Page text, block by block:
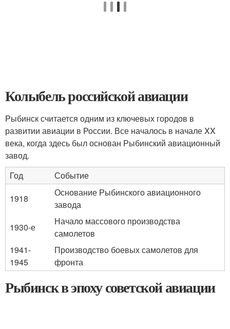
Колыбель российской авиации
Рыбинск считается одним из ключевых городов в
развитии авиации в России. Все началось в начале XX
века, когда здесь был основан Рыбинский авиационный
завод.
Год
Событие
1918
Основание Рыбинского авиационного
завода
1930-е
Начало массового производства
самолетов
1941-
1945
Производство боевых самолетов для
фронта
Рыбинск в эпоху советской авиации